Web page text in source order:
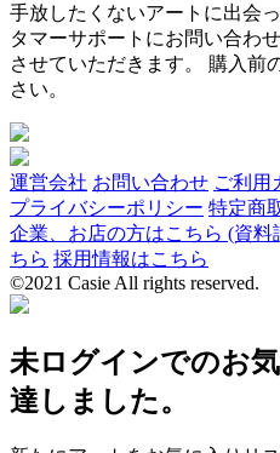
手放したくないアートに出会
タマーサポートにお問い合わ
させていただきます。 購入前
さい。
運営会社 お問い合わせ ご利用
プライバシーポリシー 特定商
企業、お店の方はこちら (資料
ちら 採用情報はこちら
©2021 Casie All rights reserved.
未ログインでのお
達しました。